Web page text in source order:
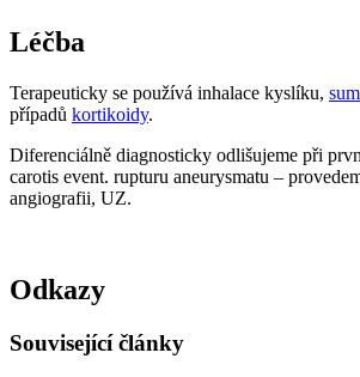
Léčba
Terapeuticky se používá inhalace kyslíku,
případů kortikoidy.
Diferenciálně diagnosticky odlišujeme při
carotis event. rupturu aneurysmatu –
angiografii, UZ.
Odkazy
Související články